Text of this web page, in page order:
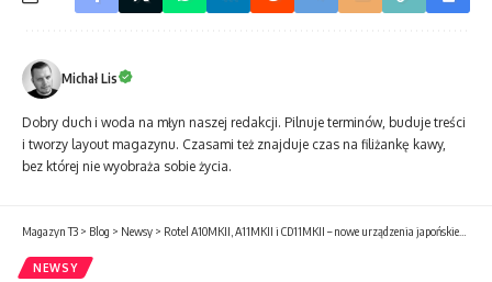
Michał Lis
Dobry duch i woda na młyn naszej redakcji. Pilnuje terminów, buduje treści
i tworzy layout magazynu. Czasami też znajduje czas na filiżankę kawy,
bez której nie wyobraża sobie życia.
Magazyn T3 > Blog > Newsy > Rotel A10MKII, A11MKII i CD11MKII – nowe urządzenia japońskiego producenta z serii „14”
NEWSY